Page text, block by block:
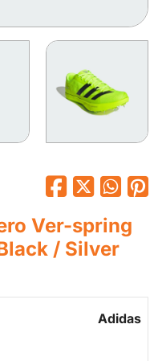
Ver-spring
/ Silver
Adidas